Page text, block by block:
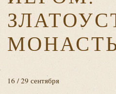
16 / 29 сентября